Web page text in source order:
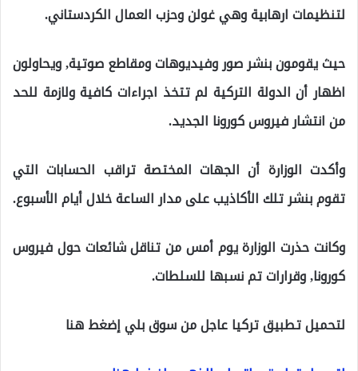
لتنظيمات ارهابية وهي غولن وحزب العمال الكردستاني.
حيث يقومون بنشر صور وفيديوهات ومقاطع صوتية, ويحاولون
اظهار أن الدولة التركية لم تتخذ اجراءات كافية ولازمة للحد
من انتشار فيروس كورونا الجديد.
وأكدت الوزارة أن الجهات المختصة تراقب الحسابات التي
تقوم بنشر تلك الأكاذيب على مدار الساعة خلال أيام الأسبوع.
وكانت حذرت الوزارة يوم أمس من تناقل شائعات حول فيروس
كورونا, وقرارات تم نسبها للسلطات.
لتحميل تطبيق تركيا عاجل من سوق بلي إضغط هنا